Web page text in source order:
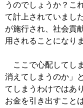
うのでしょうか？こ
て計上されていまし
が施行され、社会貢
用されることになり
ここで心配してし
消えてしまうのか」
てしまうわけではあ
お金を引き出すこと